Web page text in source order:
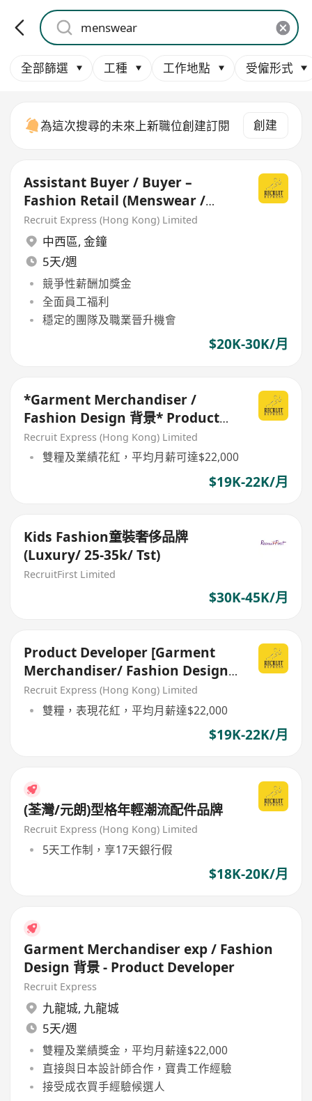
全部篩選 工種 工作地點 受僱形式
為這次搜尋的未來上新職位創建訂閱 創建
Assistant Buyer / Buyer –
Fashion Retail (Menswear /
Womenswear)
Recruit Express (Hong Kong) Limited
中西區, 金鐘
5天/週
競爭性薪酬加獎金
全面員工福利
穩定的團隊及職業晉升機會
$20K-30K/月
*Garment Merchandiser /
Fashion Design 背景* Product
Developer (要有1年相關經驗)
Recruit Express (Hong Kong) Limited
雙糧及業績花紅，平均月薪可達$22,000
$19K-22K/月
Kids Fashion童裝奢侈品牌
(Luxury/ 25-35k/ Tst)
RecruitFirst Limited
$30K-45K/月
Product Developer [Garment
Merchandiser/ Fashion Design
背景]
Recruit Express (Hong Kong) Limited
雙糧，表現花紅，平均月薪達$22,000
$19K-22K/月
(荃灣/元朗)型格年輕潮流配件品牌
Recruit Express (Hong Kong) Limited
5天工作制，享17天銀行假
$18K-20K/月
Garment Merchandiser exp / Fashion
Design 背景 - Product Developer
Recruit Express
九龍城, 九龍城
5天/週
雙糧及業績獎金，平均月薪達$22,000
直接與日本設計師合作，寶貴工作經驗
接受成衣買手經驗候選人